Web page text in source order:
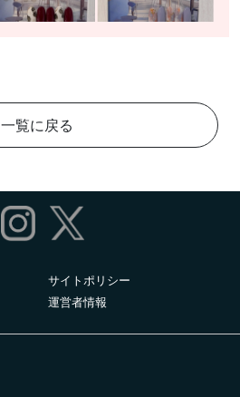
一覧に戻る
サイトポリシー
運営者情報